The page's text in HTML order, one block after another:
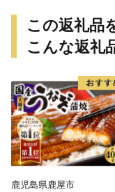
この返礼品
こんな返礼
鹿児島県鹿屋市